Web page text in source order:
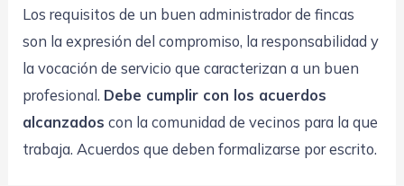
Los requisitos de un buen administrador de fincas
son la expresión del compromiso, la responsabilidad y
la vocación de servicio que caracterizan a un buen
profesional. Debe cumplir con los acuerdos
alcanzados con la comunidad de vecinos para la que
trabaja. Acuerdos que deben formalizarse por escrito.